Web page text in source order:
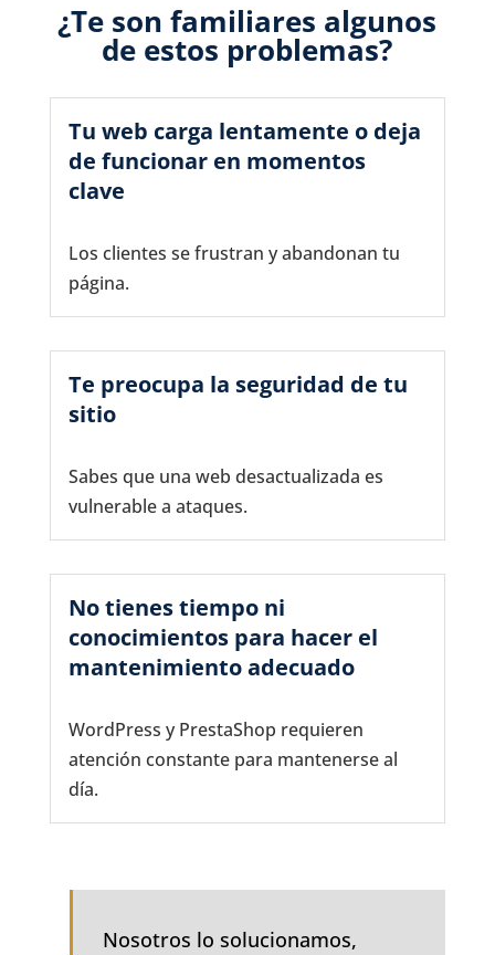
¿Te son familiares algunos
de estos problemas?
Tu web carga lentamente o deja
de funcionar en momentos
clave
Los clientes se frustran y abandonan tu
página.
Te preocupa la seguridad de tu
sitio
Sabes que una web desactualizada es
vulnerable a ataques.
No tienes tiempo ni
conocimientos para hacer el
mantenimiento adecuado
WordPress y PrestaShop requieren
atención constante para mantenerse al
día.
Nosotros lo solucionamos,